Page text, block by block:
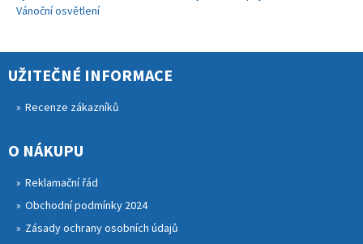
Vánoční osvětlení
UŽITEČNÉ INFORMACE
Recenze zákazníků
O NÁKUPU
Reklamační řád
Obchodní podmínky 2024
Zásady ochrany osobních údajů